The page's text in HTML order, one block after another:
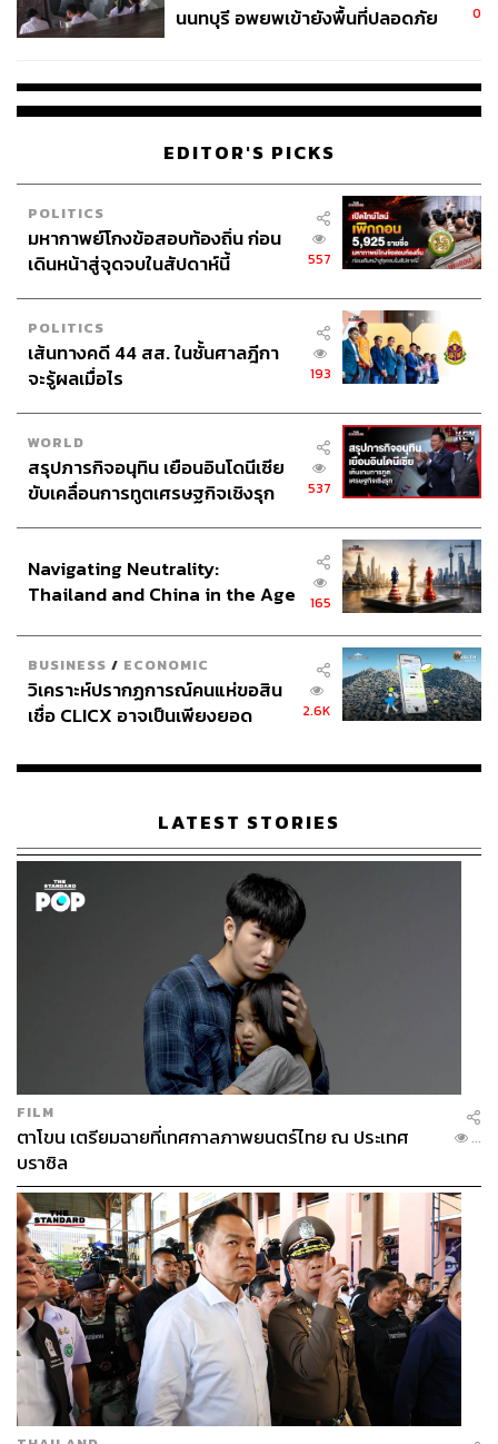
นนทบุรี อพยพเข้ายังพื้นที่ปลอดภัย
0
EDITOR'S PICKS
POLITICS
มหากาพย์โกงข้อสอบท้องถิ่น ก่อน
เดินหน้าสู่จุดจบในสัปดาห์นี้
557
POLITICS
เส้นทางคดี 44 สส. ในชั้นศาลฎีกา
จะรู้ผลเมื่อไร
193
WORLD
สรุปภารกิจอนุทิน เยือนอินโดนีเซีย
ขับเคลื่อนการทูตเศรษฐกิจเชิงรุก
537
Navigating Neutrality:
Thailand and China in the Age
165
BUSINESS / ECONOMIC
วิเคราะห์ปรากฏการณ์คนแห่ขอสิน
เชื่อ CLICX อาจเป็นเพียงยอด
เรือนไทยที่ถูกซุกไว้
2.6K
LATEST STORIES
FILM
ตาโขน เตรียมฉายที่เทศกาลภาพยนตร์ไทย ณ ประเทศ
บราซิล
...